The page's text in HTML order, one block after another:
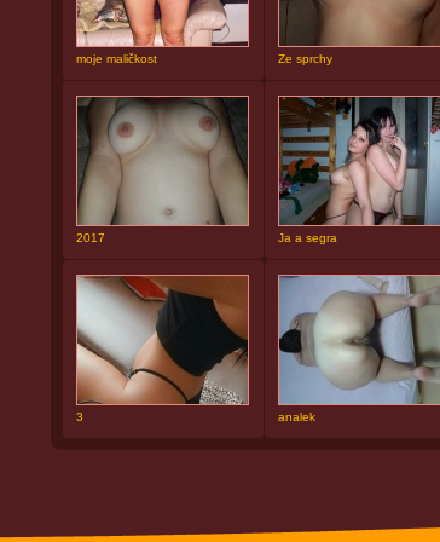
moje maličkost Ze sprchy
2017 Ja a segra
3 analek